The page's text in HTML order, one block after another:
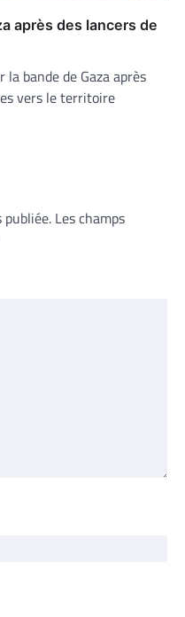
après des lancers de
bande de Gaza après
vers le territoire
publiée. Les champs